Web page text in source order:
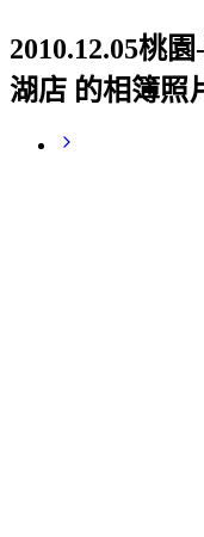
2010.12.05桃
湖店 的相簿照